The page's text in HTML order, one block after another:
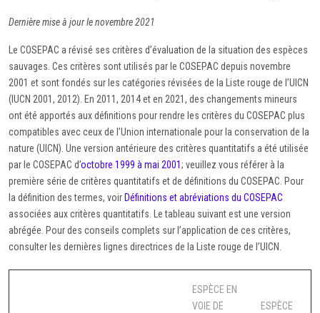
Dernière mise à jour le novembre 2021
Le COSEPAC a révisé ses critères d’évaluation de la situation des espèces
sauvages. Ces critères sont utilisés par le COSEPAC depuis novembre
2001 et sont fondés sur les catégories révisées de la Liste rouge de l’UICN
(IUCN 2001, 2012). En 2011, 2014 et en 2021, des changements mineurs
ont été apportés aux définitions pour rendre les critères du COSEPAC plus
compatibles avec ceux de l’Union internationale pour la conservation de la
nature (UICN). Une version antérieure des critères quantitatifs a été utilisée
par le COSEPAC d’octobre 1999 à mai 2001; veuillez vous référer à la
première série de critères quantitatifs et de définitions du COSEPAC. Pour
la définition des termes, voir Définitions et abréviations du COSEPAC
associées aux critères quantitatifs. Le tableau suivant est une version
abrégée. Pour des conseils complets sur l’application de ces critères,
consulter les dernières lignes directrices de la Liste rouge de l’UICN.
ESPÈCE EN
VOIE DE
ESPÈCE